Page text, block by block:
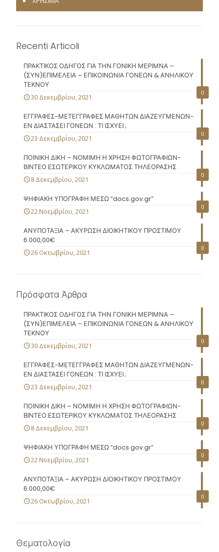
Recenti Articoli
0
ΠΡΑΚΤΙΚΟΣ ΟΔΗΓΟΣ ΓΙΑ ΤΗΝ ΓΟΝΙΚΗ ΜΕΡΙΜΝΑ –
(ΣΥΝ)ΕΠΙΜΕΛΕΙΑ – ΕΠΙΚΟΙΝΩΝΙΑ ΓΟΝΕΩΝ & ΑΝΗΛΙΚΟΥ
ΤΕΚΝΟΥ
30 Δεκεμβρίου, 2021
0
ΕΓΓΡΑΦΕΣ-ΜΕΤΕΓΓΡΑΦΕΣ ΜΑΘΗΤΩΝ ΔΙΑΖΕΥΓΜΕΝΩΝ-
ΕΝ ΔΙΑΣΤΑΣΕΙ ΓΟΝΕΩΝ : ΤΙ ΙΣΧΥΕΙ ;
23 Δεκεμβρίου, 2021
0
ΠΟΙΝΙΚΗ ΔΙΚΗ – ΝΟΜΙΜΗ Η ΧΡΗΣΗ ΦΩΤΟΓΡΑΦΙΩΝ-
ΒΙΝΤΕΟ ΕΣΩΤΕΡΙΚΟΥ ΚΥΚΛΩΜΑΤΟΣ ΤΗΛΕΟΡΑΣΗΣ
8 Δεκεμβρίου, 2021
0
ΨΗΦΙΑΚΗ ΥΠΟΓΡΑΦΗ ΜΕΣΩ “docs.gov.gr”
22 Νοεμβρίου, 2021
0
ΑΝΥΠΟΤΑΞΙΑ – ΑΚΥΡΩΣΗ ΔΙΟΙΚΗΤΙΚΟΥ ΠΡΟΣΤΙΜΟΥ
6.000,00€
26 Οκτωβρίου, 2021
Πρόσφατα Άρθρα
0
ΠΡΑΚΤΙΚΟΣ ΟΔΗΓΟΣ ΓΙΑ ΤΗΝ ΓΟΝΙΚΗ ΜΕΡΙΜΝΑ –
(ΣΥΝ)ΕΠΙΜΕΛΕΙΑ – ΕΠΙΚΟΙΝΩΝΙΑ ΓΟΝΕΩΝ & ΑΝΗΛΙΚΟΥ
ΤΕΚΝΟΥ
30 Δεκεμβρίου, 2021
0
ΕΓΓΡΑΦΕΣ-ΜΕΤΕΓΓΡΑΦΕΣ ΜΑΘΗΤΩΝ ΔΙΑΖΕΥΓΜΕΝΩΝ-
ΕΝ ΔΙΑΣΤΑΣΕΙ ΓΟΝΕΩΝ : ΤΙ ΙΣΧΥΕΙ ;
23 Δεκεμβρίου, 2021
0
ΠΟΙΝΙΚΗ ΔΙΚΗ – ΝΟΜΙΜΗ Η ΧΡΗΣΗ ΦΩΤΟΓΡΑΦΙΩΝ-
ΒΙΝΤΕΟ ΕΣΩΤΕΡΙΚΟΥ ΚΥΚΛΩΜΑΤΟΣ ΤΗΛΕΟΡΑΣΗΣ
8 Δεκεμβρίου, 2021
0
ΨΗΦΙΑΚΗ ΥΠΟΓΡΑΦΗ ΜΕΣΩ “docs.gov.gr”
22 Νοεμβρίου, 2021
0
ΑΝΥΠΟΤΑΞΙΑ – ΑΚΥΡΩΣΗ ΔΙΟΙΚΗΤΙΚΟΥ ΠΡΟΣΤΙΜΟΥ
6.000,00€
26 Οκτωβρίου, 2021
Θεματολογία